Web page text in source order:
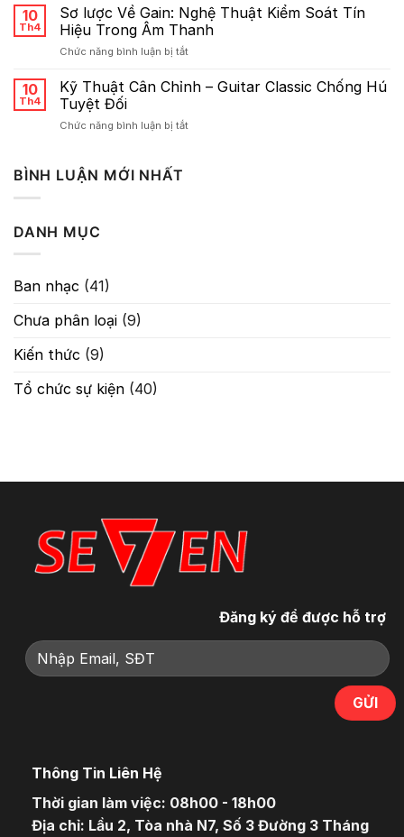
Hát
Delay
Mã
Các
Thông
Số
10
Th4
Sơ lược Về Gain: Nghệ Thuật Kiểm Soát Tín
Hiệu Trong Âm Thanh
Chức năng bình luận bị tắtở
lược
Nghệ
10
Th4
Kỹ Thuật Cân Chỉnh – Guitar Classic Chống Hú
Tuyệt Đối
Chức năng bình luận bị tắtở
BÌNH LUẬN MỚI NHẤT
DANH MỤC
Ban nhạc (41)
Chưa phân loại (9)
Kiến thức (9)
Tổ chức sự kiện (40)
Đăng ký để được hỗ trợ
Thông Tin Liên Hệ
Thời gian làm việc: 08h00 - 18h00
Địa chỉ: Lầu 2, Tòa nhà N7, Số 3 Đường 3 Tháng